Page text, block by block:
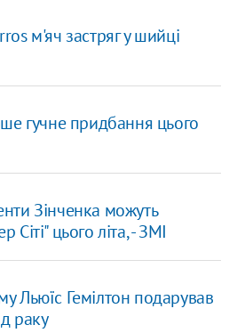
м'яч застряг у шийці
гучне придбання цього
Зінченка можуть
цього літа, - ЗМІ
Льюїс Гемілтон подарував
раку